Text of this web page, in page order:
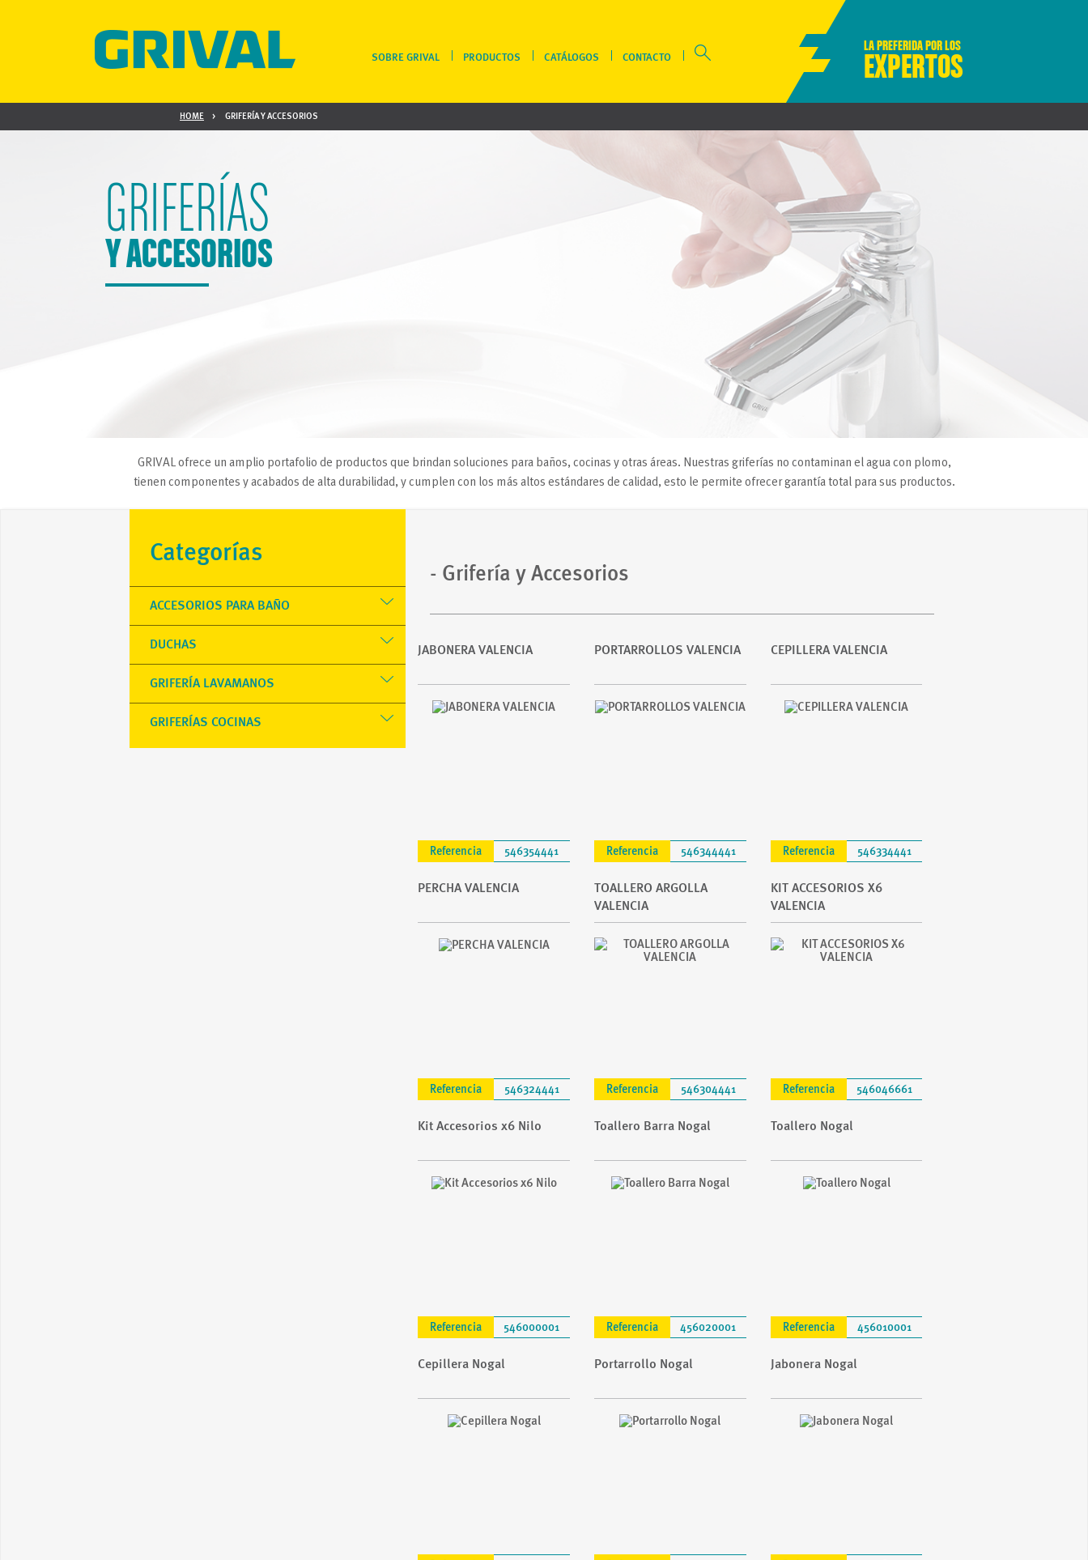
SOBRE GRIVAL PRODUCTOS CATÁLOGOS CONTACTO
LA PREFERIDA POR LOS
EXPERTOS
HOME GRIFERÍA Y ACCESORIOS
GRIFERÍAS
Y ACCESORIOS
GRIVAL ofrece un amplio portafolio de productos que brindan soluciones para baños, cocinas y otras áreas. Nuestras griferías no contaminan el agua con plomo,
tienen componentes y acabados de alta durabilidad, y cumplen con los más altos estándares de calidad, esto le permite ofrecer garantía total para sus productos.
Categorías
ACCESORIOS PARA BAÑO
DUCHAS
GRIFERÍA LAVAMANOS
GRIFERÍAS COCINAS
- Grifería y Accesorios
JABONERA VALENCIA
Referencia 546354441
PORTARROLLOS VALENCIA
Referencia 546344441
CEPILLERA VALENCIA
Referencia 546334441
PERCHA VALENCIA
Referencia 546324441
TOALLERO ARGOLLA
VALENCIA
Referencia 546304441
KIT ACCESORIOS X6
VALENCIA
Referencia 546046661
Kit Accesorios x6 Nilo
Referencia 546000001
Toallero Barra Nogal
Referencia 456020001
Toallero Nogal
Referencia 456010001
Cepillera Nogal Portarrollo Nogal Jabonera Nogal